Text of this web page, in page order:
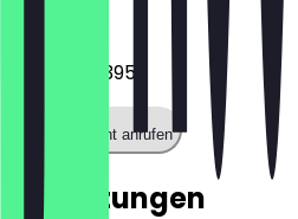
042124196395
Restaurant anrufen
Bewertungen